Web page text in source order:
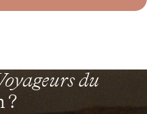
du
?